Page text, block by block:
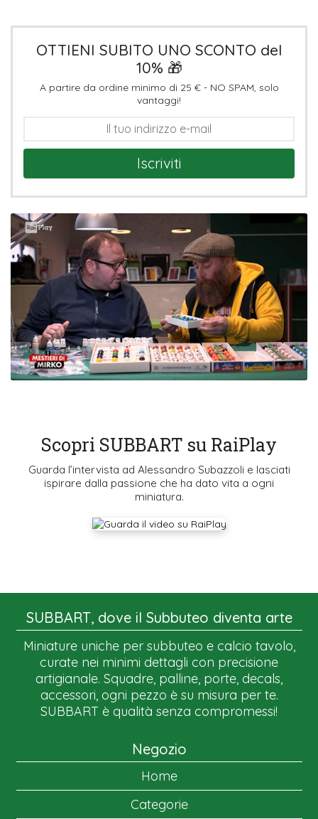
OTTIENI SUBITO UNO SCONTO del
10% 🎁
A partire da ordine minimo di 25 € - NO SPAM, solo
vantaggi!
Iscriviti
Scopri SUBBART su RaiPlay
Guarda l’intervista ad Alessandro Subazzoli e lasciati
ispirare dalla passione che ha dato vita a ogni
miniatura.
SUBBART, dove il Subbuteo diventa arte
Miniature uniche per subbuteo e calcio tavolo,
curate nei minimi dettagli con precisione
artigianale. Squadre, palline, porte, decals,
accessori, ogni pezzo è su misura per te.
SUBBART è qualità senza compromessi!
Negozio
Home
Categorie